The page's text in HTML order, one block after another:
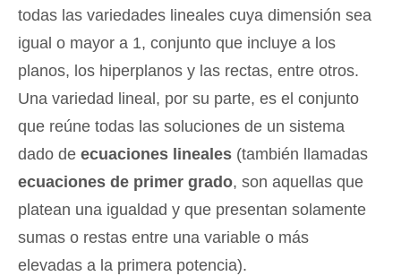
todas las variedades lineales cuya dimensión sea
igual o mayor a 1, conjunto que incluye a los
planos, los hiperplanos y las rectas, entre otros.
Una variedad lineal, por su parte, es el conjunto
que reúne todas las soluciones de un sistema
dado de ecuaciones lineales (también llamadas
ecuaciones de primer grado, son aquellas que
platean una igualdad y que presentan solamente
sumas o restas entre una variable o más
elevadas a la primera potencia).